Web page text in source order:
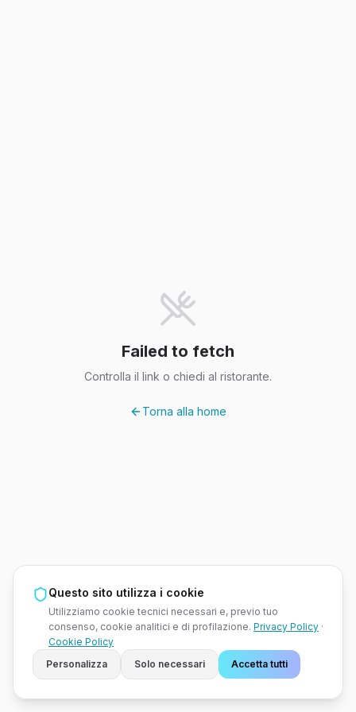
Failed to fetch
Controlla il link o chiedi al ristorante.
Torna alla home
Questo sito utilizza i cookie
Utilizziamo cookie tecnici necessari e, previo tuo
consenso, cookie analitici e di profilazione. Privacy Policy ·
Cookie Policy
Personalizza
Solo necessari Accetta tutti